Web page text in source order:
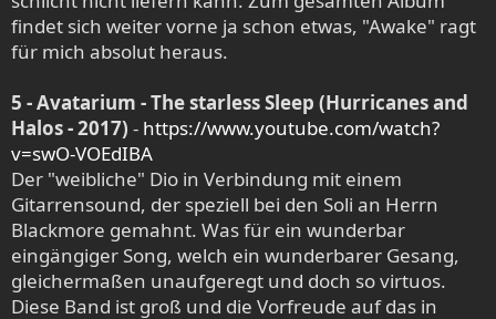
findet sich weiter vorne ja schon etwas, "Awake" ragt
für mich absolut heraus.
5 - Avatarium - The starless Sleep (Hurricanes and
Halos - 2017) - https://www.youtube.com/watch?
v=swO-VOEdIBA
Der "weibliche" Dio in Verbindung mit einem
Gitarrensound, der speziell bei den Soli an Herrn
Blackmore gemahnt. Was für ein wunderbar
eingängiger Song, welch ein wunderbarer Gesang,
gleichermaßen unaufgeregt und doch so virtuos.
Diese Band ist groß und die Vorfreude auf das in